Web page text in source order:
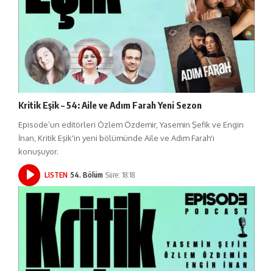
Kritik Eşik – 54: Aile ve Adım Farah Yeni Sezon
Episode’un editörleri Özlem Özdemir, Yasemin Şefik ve Engin
İnan, Kritik Eşik'in yeni bölümünde Aile ve Adım Farah'ı
konuşuyor.
LISTEN 54. Bölüm Süre: 18:18